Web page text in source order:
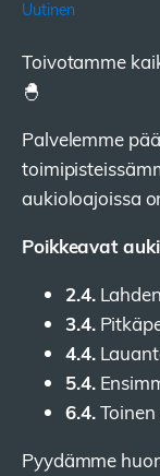
Uutinen
Toivotamme
🐣
Palvelemme
aukioloajoissa
Poikkeavat
2.4.
3.4.
4.4.
5.4.
6.4.
Pyydämme